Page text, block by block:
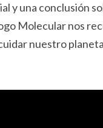
y una conclusión
Molecular nos
nuestro